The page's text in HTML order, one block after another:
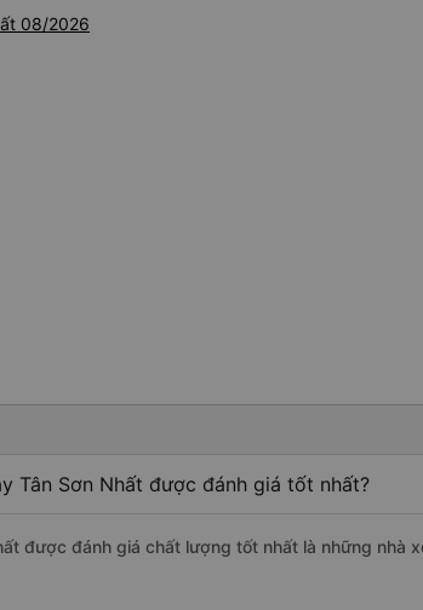
08/2026
Tân Sơn Nhất được đánh giá tốt nhất?
được đánh giá chất lượng tốt nhất là những nhà